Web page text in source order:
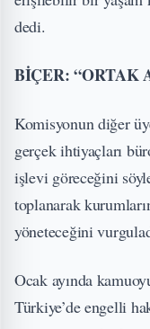
dedi.
BİÇER: “ORTAK
Komisyonun diğer
gerçek ihtiyaçları
işlevi göreceğini
toplanarak
yöneteceğini
Ocak ayında
Türkiye’de engelli